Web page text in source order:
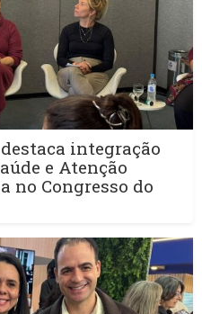
destaca integração
e Atenção
no Congresso do